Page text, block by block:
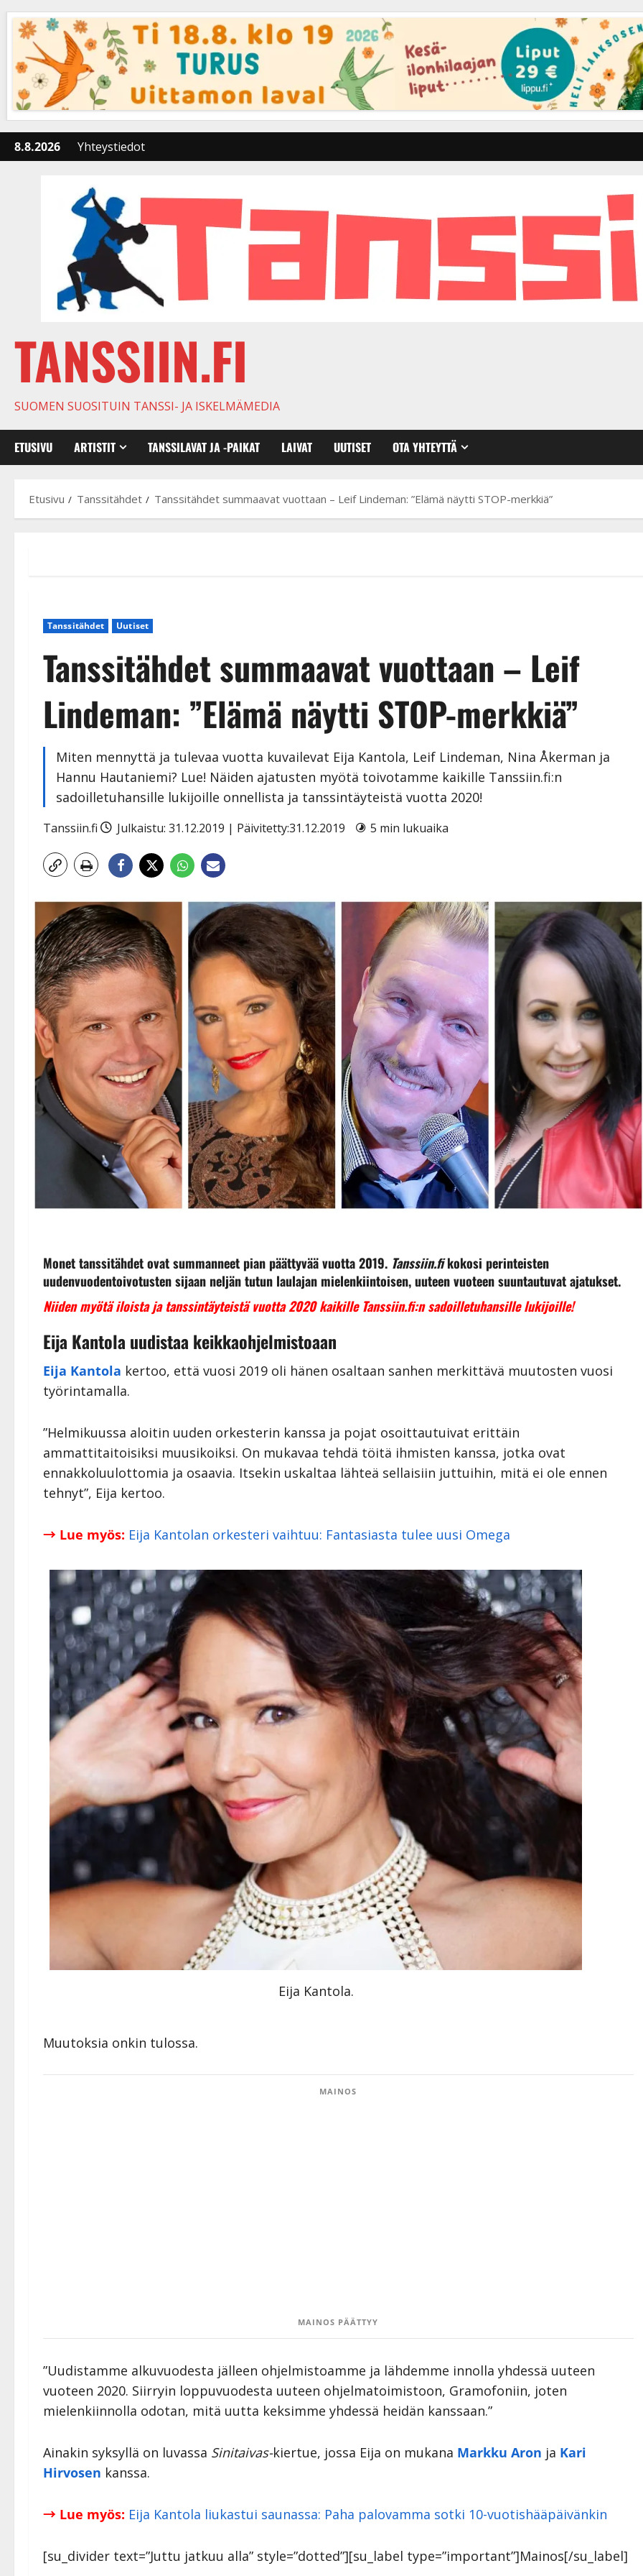
content
8.8.2026 Yhteystiedot
TANSSIIN.FI
SUOMEN SUOSITUIN TANSSI- JA ISKELMÄMEDIA
ETUSIVU ARTISTIT TANSSILAVAT JA -PAIKAT LAIVAT UUTISET OTA YHTEYTTÄ
Etusivu Tanssitähdet Tanssitähdet summaavat vuottaan – Leif Lindeman: ”Elämä näytti STOP-merkkiä”
Tanssitähdet Uutiset
Tanssitähdet summaavat vuottaan – Leif
Lindeman: ”Elämä näytti STOP-merkkiä”
Miten mennyttä ja tulevaa vuotta kuvailevat Eija Kantola, Leif Lindeman, Nina Åkerman ja
Hannu Hautaniemi? Lue! Näiden ajatusten myötä toivotamme kaikille Tanssiin.fi:n
sadoilletuhansille lukijoille onnellista ja tanssintäyteistä vuotta 2020!
Tanssiin.fi Julkaistu: 31.12.2019 | Päivitetty:31.12.2019 5 min lukuaika
Monet tanssitähdet ovat summanneet pian päättyvää vuotta 2019. Tanssiin.fikokosi perinteisten
uudenvuodentoivotusten sijaan neljän tutun laulajan mielenkiintoisen, uuteen vuoteen suuntautuvat ajatukset.
Niiden myötä iloista ja tanssintäyteistä vuotta 2020 kaikille Tanssiin.fi:n sadoilletuhansille lukijoille!
Eija Kantola uudistaa keikkaohjelmistoaan
Eija Kantola kertoo, että vuosi 2019 oli hänen osaltaan sanhen merkittävä muutosten vuosi
työrintamalla.
”Helmikuussa aloitin uuden orkesterin kanssa ja pojat osoittautuivat erittäin
ammattitaitoisiksi muusikoiksi. On mukavaa tehdä töitä ihmisten kanssa, jotka ovat
ennakkoluulottomia ja osaavia. Itsekin uskaltaa lähteä sellaisiin juttuihin, mitä ei ole ennen
tehnyt”, Eija kertoo.
→ Lue myös: Eija Kantolan orkesteri vaihtuu: Fantasiasta tulee uusi Omega
Eija Kantola.
Muutoksia onkin tulossa.
MAINOS
MAINOS PÄÄTTYY
”Uudistamme alkuvuodesta jälleen ohjelmistoamme ja lähdemme innolla yhdessä uuteen
vuoteen 2020. Siirryin loppuvuodesta uuteen ohjelmatoimistoon, Gramofoniin, joten
mielenkiinnolla odotan, mitä uutta keksimme yhdessä heidän kanssaan.”
Ainakin syksyllä on luvassa Sinitaivas-kiertue, jossa Eija on mukana Markku Aron ja Kari
Hirvosen kanssa.
→ Lue myös: Eija Kantola liukastui saunassa: Paha palovamma sotki 10-vuotishääpäivänkin
[su_divider text=”Juttu jatkuu alla” style=”dotted”][su_label type=”important”]Mainos[/su_label]